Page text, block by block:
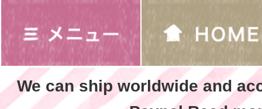
We can ship worldwide and